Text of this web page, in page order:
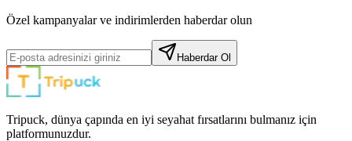
Özel kampanyalar ve indirimlerden haberdar olun
Haberdar Ol
Tripuck, dünya çapında en iyi seyahat fırsatlarını bulmanız için
platformunuzdur.